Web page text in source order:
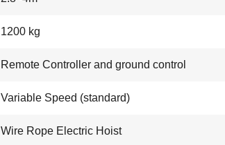
1200 kg
Remote Controller and ground control
Variable Speed (standard)
Wire Rope Electric Hoist